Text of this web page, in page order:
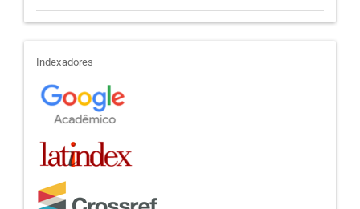
indexadores
Indexadores